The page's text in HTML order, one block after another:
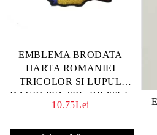
EMBLEMA BRODATA
HARTA ROMANIEI
TRICOLOR SI LUPUL
DACIC PENTRU BRATUL
STANG
10.75Lei